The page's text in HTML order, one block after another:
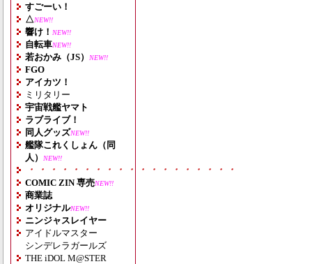
すごーい！
△NEW!!
響け！ NEW!!
自転車NEW!!
若おかみ（JS） NEW!!
FGO
アイカツ！
ミリタリー
宇宙戦艦ヤマト
ラブライブ！
同人グッズNEW!!
艦隊これくしょん（同
人）
NEW!!
・・・・・・・・・・・・・・・・・・・
COMIC ZIN 専売NEW!!
商業誌
オリジナルNEW!!
ニンジャスレイヤー
アイドルマスター
シンデレラガールズ
THE iDOL M@STER